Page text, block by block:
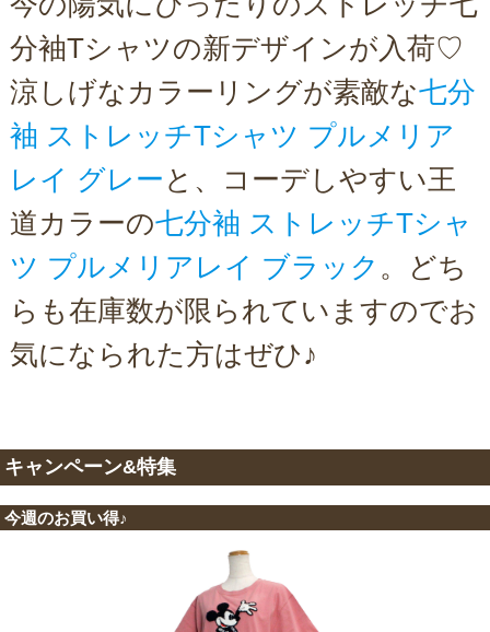
分袖Tシャツの新デザインが入荷♡
涼しげなカラーリングが素敵な七分
袖 ストレッチTシャツ プルメリア
レイ グレー と、コーデしやすい王
道カラーの七分袖 ストレッチTシャ
ツ プルメリアレイ ブラック 。どち
らも在庫数が限られていますのでお
気になられた方はぜひ♪
キャンペーン&特集
今週のお買い得♪